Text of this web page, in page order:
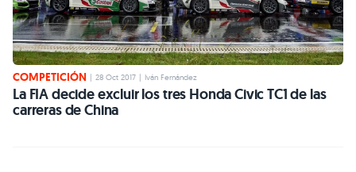
COMPETICIÓN | 28 Oct 2017 | Iván Fernández
La FIA decide excluir los tres Honda Civic TC1 de las
carreras de China